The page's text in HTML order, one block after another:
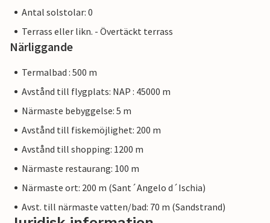
Antal solstolar: 0
Terrass eller likn. - Övertäckt terrass
Närliggande
Termalbad : 500 m
Avstånd till flygplats: NAP : 45000 m
Närmaste bebyggelse: 5 m
Avstånd till fiskemöjlighet: 200 m
Avstånd till shopping: 1200 m
Närmaste restaurang: 100 m
Närmaste ort: 200 m (Sant´Angelo d´Ischia)
Avst. till närmaste vatten/bad: 70 m (Sandstrand)